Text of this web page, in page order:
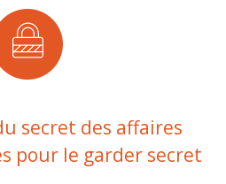
secret des affaires
pour le garder secret